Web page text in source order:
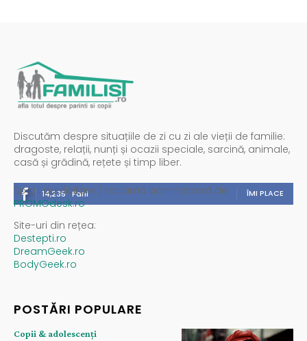
Discutăm despre situațiile de zi cu zi ale vieții de familie:
dragoste, relații, nunți și ocazii speciale, sarcină, animale,
casă și grădină, rețete și timp liber.
14,235 Fani ÎMI PLACE
Spații publicitare / reclamă administrată de
PROMOdesk.ro
Site-uri din rețea:
Destepti.ro
DreamGeek.ro
BodyGeek.ro
POSTĂRI POPULARE
Copii & adolescenți